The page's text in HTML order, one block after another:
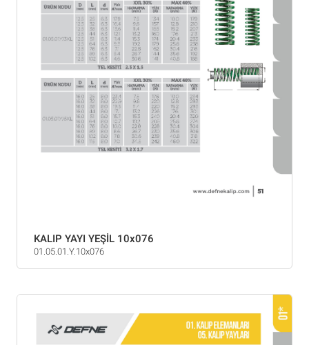
KALIP YAYI YEŞİL 10x076
01.05.01.Y.10x076